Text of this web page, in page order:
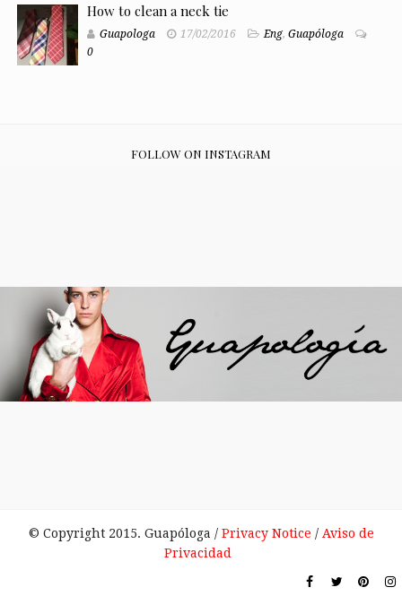
How to clean a neck tie
Guapologa 17/02/2016 Eng, Guapóloga
0
FOLLOW ON INSTAGRAM
© Copyright 2015. Guapóloga / Privacy Notice / Aviso de
Privacidad